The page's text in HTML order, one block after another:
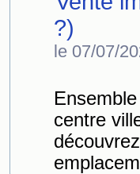
?)
le 07/07/
Ensemble
centre